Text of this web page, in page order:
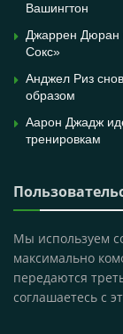
Вашингтон
Джаррен Дюран
Сокс»
Анджел Риз
образом
Аарон Джадж
тренировкам
Мы используем
максимально
передаются
соглашаетесь с